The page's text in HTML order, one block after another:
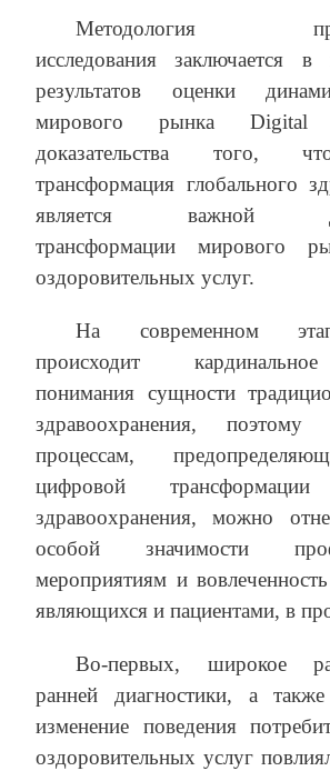
Методология
исследования заключается в
результатов оценки
мирового рынка
доказательства того,
трансформация глобального
является важной
трансформации мирового
оздоровительных услуг.
На современном
происходит
понимания сущности
здравоохранения,
процессам,
цифровой трансформации
здравоохранения, можно
особой значимости
мероприятиям и
являющихся и пациентами, в
Во-первых, широкое
ранней диагностики, а также
изменение поведения
оздоровительных услуг